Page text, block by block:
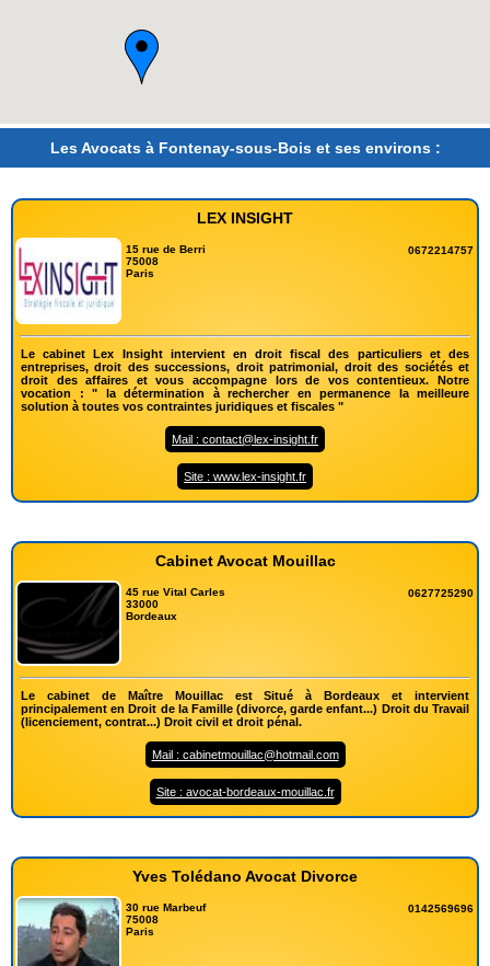
Les Avocats à Fontenay-sous-Bois et ses environs :
LEX INSIGHT
15 rue de Berri
75008
Paris
0672214757
Le cabinet Lex Insight intervient en droit fiscal des particuliers et des
entreprises, droit des successions, droit patrimonial, droit des sociétés et
droit des affaires et vous accompagne lors de vos contentieux. Notre
vocation : " la détermination à rechercher en permanence la meilleure
solution à toutes vos contraintes juridiques et fiscales "
Mail : contact@lex-insight.fr
Site : www.lex-insight.fr
Cabinet Avocat Mouillac
45 rue Vital Carles
33000
Bordeaux
0627725290
Le cabinet de Maître Mouillac est Situé à Bordeaux et intervient
principalement en Droit de la Famille (divorce, garde enfant...) Droit du Travail
(licenciement, contrat...) Droit civil et droit pénal.
Mail : cabinetmouillac@hotmail.com
Site : avocat-bordeaux-mouillac.fr
Yves Tolédano Avocat Divorce
30 rue Marbeuf
75008
Paris
0142569696